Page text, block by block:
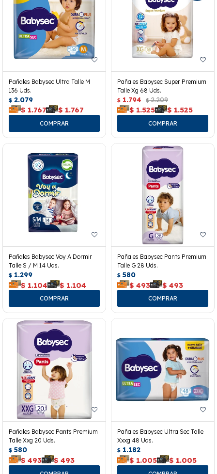
Pañales Babysec Ultra Talle M
136 Uds.
$ 2.079
$ 1.767 $ 1.767
Pañales Babysec Super Premium
Talle Xg 68 Uds.
$ 1.794 $ 2.209
$ 1.525 $ 1.525
Pañales Babysec Voy A Dormir
Talle S / M 14 Uds.
$ 1.299
$ 1.104 $ 1.104
Pañales Babysec Pants Premium
Talle G 28 Uds.
$ 580
$ 493 $ 493
Pañales Babysec Pants Premium
Talle Xxg 20 Uds.
$ 580
$ 493 $ 493
Pañales Babysec Ultra Sec Talle
Xxxg 48 Uds.
$ 1.182
$ 1.005 $ 1.005